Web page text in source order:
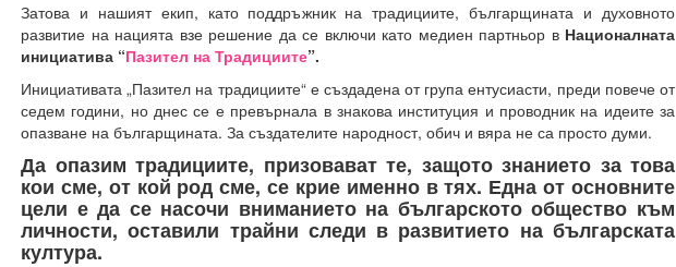
Затова и нашият екип, като поддръжник на традициите, българщината и духовното
развитие на нацията взе решение да се включи като медиен партньор в Националната
инициатива “Пазител на Традициите”.
Инициативата „Пазител на традициите“ е създадена от група ентусиасти, преди повече от
седем години, но днес се е превърнала в знакова институция и проводник на идеите за
опазване на българщината. За създателите народност, обич и вяра не са просто думи.
Да опазим традициите, призовават те, защото знанието за това
кои сме, от кой род сме, се крие именно в тях. Една от основните
цели е да се насочи вниманието на българското общество към
личности, оставили трайни следи в развитието на българската
култура.